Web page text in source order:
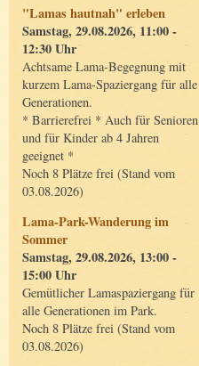
"Lamas hautnah" erleben
Samstag, 29.08.2026, 11:00 -
12:30 Uhr
Achtsame Lama-Begegnung mit
kurzem Lama-Spaziergang für alle
Generationen.
* Barrierefrei * Auch für Senioren
und für Kinder ab 4 Jahren
geeignet *
Noch 8 Plätze frei (Stand vom
03.08.2026)
Lama-Park-Wanderung im
Sommer
Samstag, 29.08.2026, 13:00 -
15:00 Uhr
Gemütlicher Lamaspaziergang für
alle Generationen im Park.
Noch 8 Plätze frei (Stand vom
03.08.2026)